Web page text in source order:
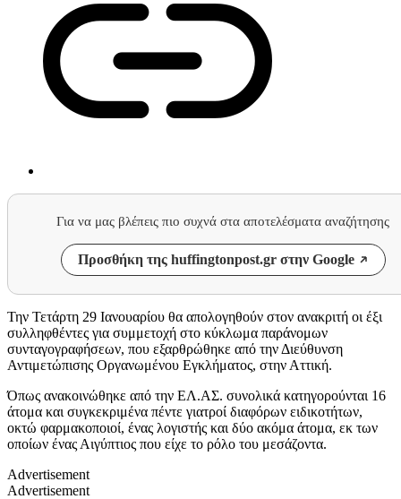
Για να μας βλέπεις πιο συχνά στα αποτελέσματα αναζήτησης
Προσθήκη της huffingtonpost.gr στην Google
Την Τετάρτη 29 Ιανουαρίου θα απολογηθούν στον ανακριτή οι έξι
συλληφθέντες για συμμετοχή στο κύκλωμα παράνομων
συνταγογραφήσεων, που εξαρθρώθηκε από την Διεύθυνση
Αντιμετώπισης Οργανωμένου Εγκλήματος, στην Αττική.
Όπως ανακοινώθηκε από την ΕΛ.ΑΣ. συνολικά κατηγορούνται 16
άτομα και συγκεκριμένα πέντε γιατροί διαφόρων ειδικοτήτων,
οκτώ φαρμακοποιοί, ένας λογιστής και δύο ακόμα άτομα, εκ των
οποίων ένας Αιγύπτιος που είχε το ρόλο του μεσάζοντα.
Advertisement
Advertisement